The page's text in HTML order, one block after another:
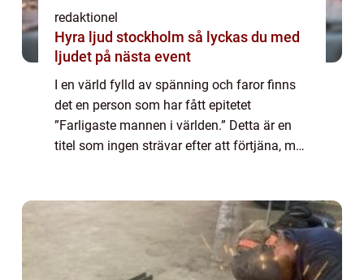
redaktionel
Hyra ljud stockholm så lyckas du med
ljudet på nästa event
I en värld fylld av spänning och faror finns
det en person som har fått epitetet
”Farligaste mannen i världen.” Detta är en
titel som ingen strävar efter att förtjäna, men